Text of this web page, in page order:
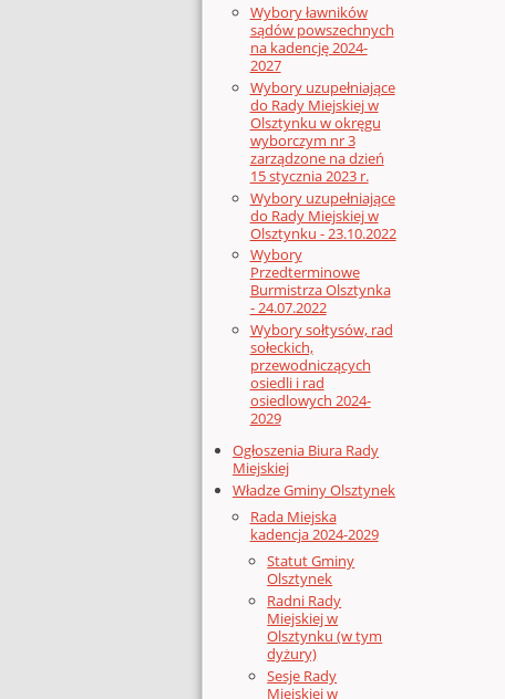
Wybory ławników
sądów powszechnych
na kadencję 2024-
2027
Wybory uzupełniające
do Rady Miejskiej w
Olsztynku w okręgu
wyborczym nr 3
zarządzone na dzień
15 stycznia 2023 r.
Wybory uzupełniające
do Rady Miejskiej w
Olsztynku - 23.10.2022
Wybory
Przedterminowe
Burmistrza Olsztynka
- 24.07.2022
Wybory sołtysów, rad
sołeckich,
przewodniczących
osiedli i rad
osiedlowych 2024-
2029
Ogłoszenia Biura Rady
Miejskiej
Władze Gminy Olsztynek
Rada Miejska
kadencja 2024-2029
Statut Gminy
Olsztynek
Radni Rady
Miejskiej w
Olsztynku (w tym
dyżury)
Sesje Rady
Miejskiej w